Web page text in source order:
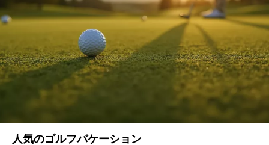
人気のゴルフバケーション